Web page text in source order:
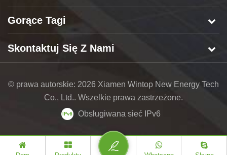
Gorące Tagi
Skontaktuj Się Z Nami
© prawa autorskie: 2026 Xiamen Wintop New Energy Tech
Co., Ltd.. Wszelkie prawa zastrzeżone.
Obsługiwana sieć IPv6